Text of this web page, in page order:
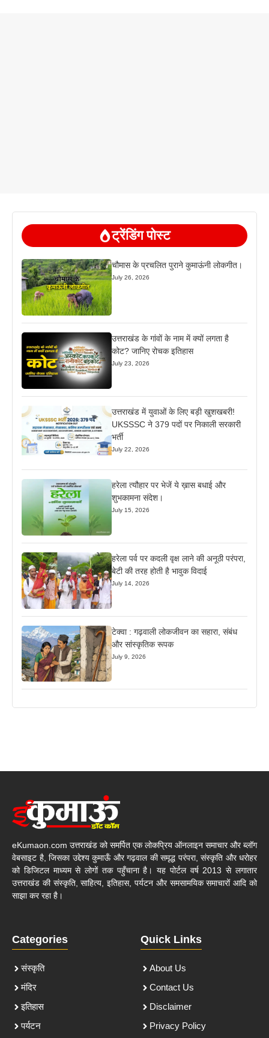
ट्रेंडिंग पोस्ट
चौमास के प्रचलित पुराने कुमाऊंनी लोकगीत।
July 26, 2026
उत्तराखंड के गांवों के नाम में क्यों लगता है
कोट? जानिए रोचक इतिहास
July 23, 2026
उत्तराखंड में युवाओं के लिए बड़ी खुशखबरी!
UKSSSC ने 379 पदों पर निकाली सरकारी
भर्ती
July 22, 2026
हरेला त्यौहार पर भेजें ये ख़ास बधाई और
शुभकामना संदेश।
July 15, 2026
हरेला पर्व पर कदली वृक्ष लाने की अनूठी परंपरा,
बेटी की तरह होती है भावुक विदाई
July 14, 2026
टेक्वा : गढ़वाली लोकजीवन का सहारा, संबंध
और सांस्कृतिक रूपक
July 9, 2026
eKumaon.com उत्तराखंड को समर्पित एक लोकप्रिय ऑनलाइन समाचार और ब्लॉग
वेबसाइट है, जिसका उद्देश्य कुमाऊँ और गढ़वाल की समृद्ध परंपरा, संस्कृति और धरोहर
को डिजिटल माध्यम से लोगों तक पहुँचाना है। यह पोर्टल वर्ष 2013 से लगातार
उत्तराखंड की संस्कृति, साहित्य, इतिहास, पर्यटन और समसामयिक समाचारों आदि को
साझा कर रहा है।
Categories
संस्कृति
मंदिर
इतिहास
पर्यटन
Quick Links
About Us
Contact Us
Disclaimer
Privacy Policy